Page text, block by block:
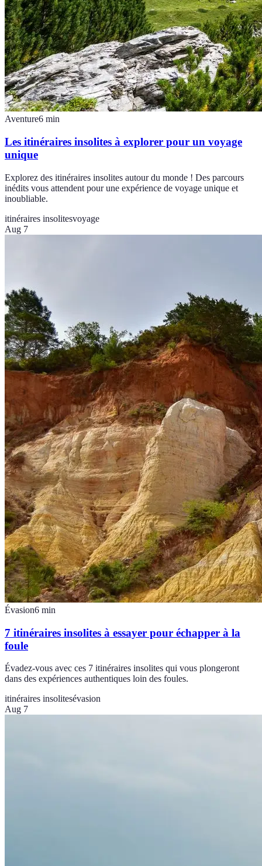
Aventure6 min
Les itinéraires insolites à explorer pour un voyage
unique
Explorez des itinéraires insolites autour du monde ! Des parcours
inédits vous attendent pour une expérience de voyage unique et
inoubliable.
itinéraires insolitesvoyage
Aug 7
Évasion6 min
7 itinéraires insolites à essayer pour échapper à la
foule
Évadez-vous avec ces 7 itinéraires insolites qui vous plongeront
dans des expériences authentiques loin des foules.
itinéraires insolitesévasion
Aug 7